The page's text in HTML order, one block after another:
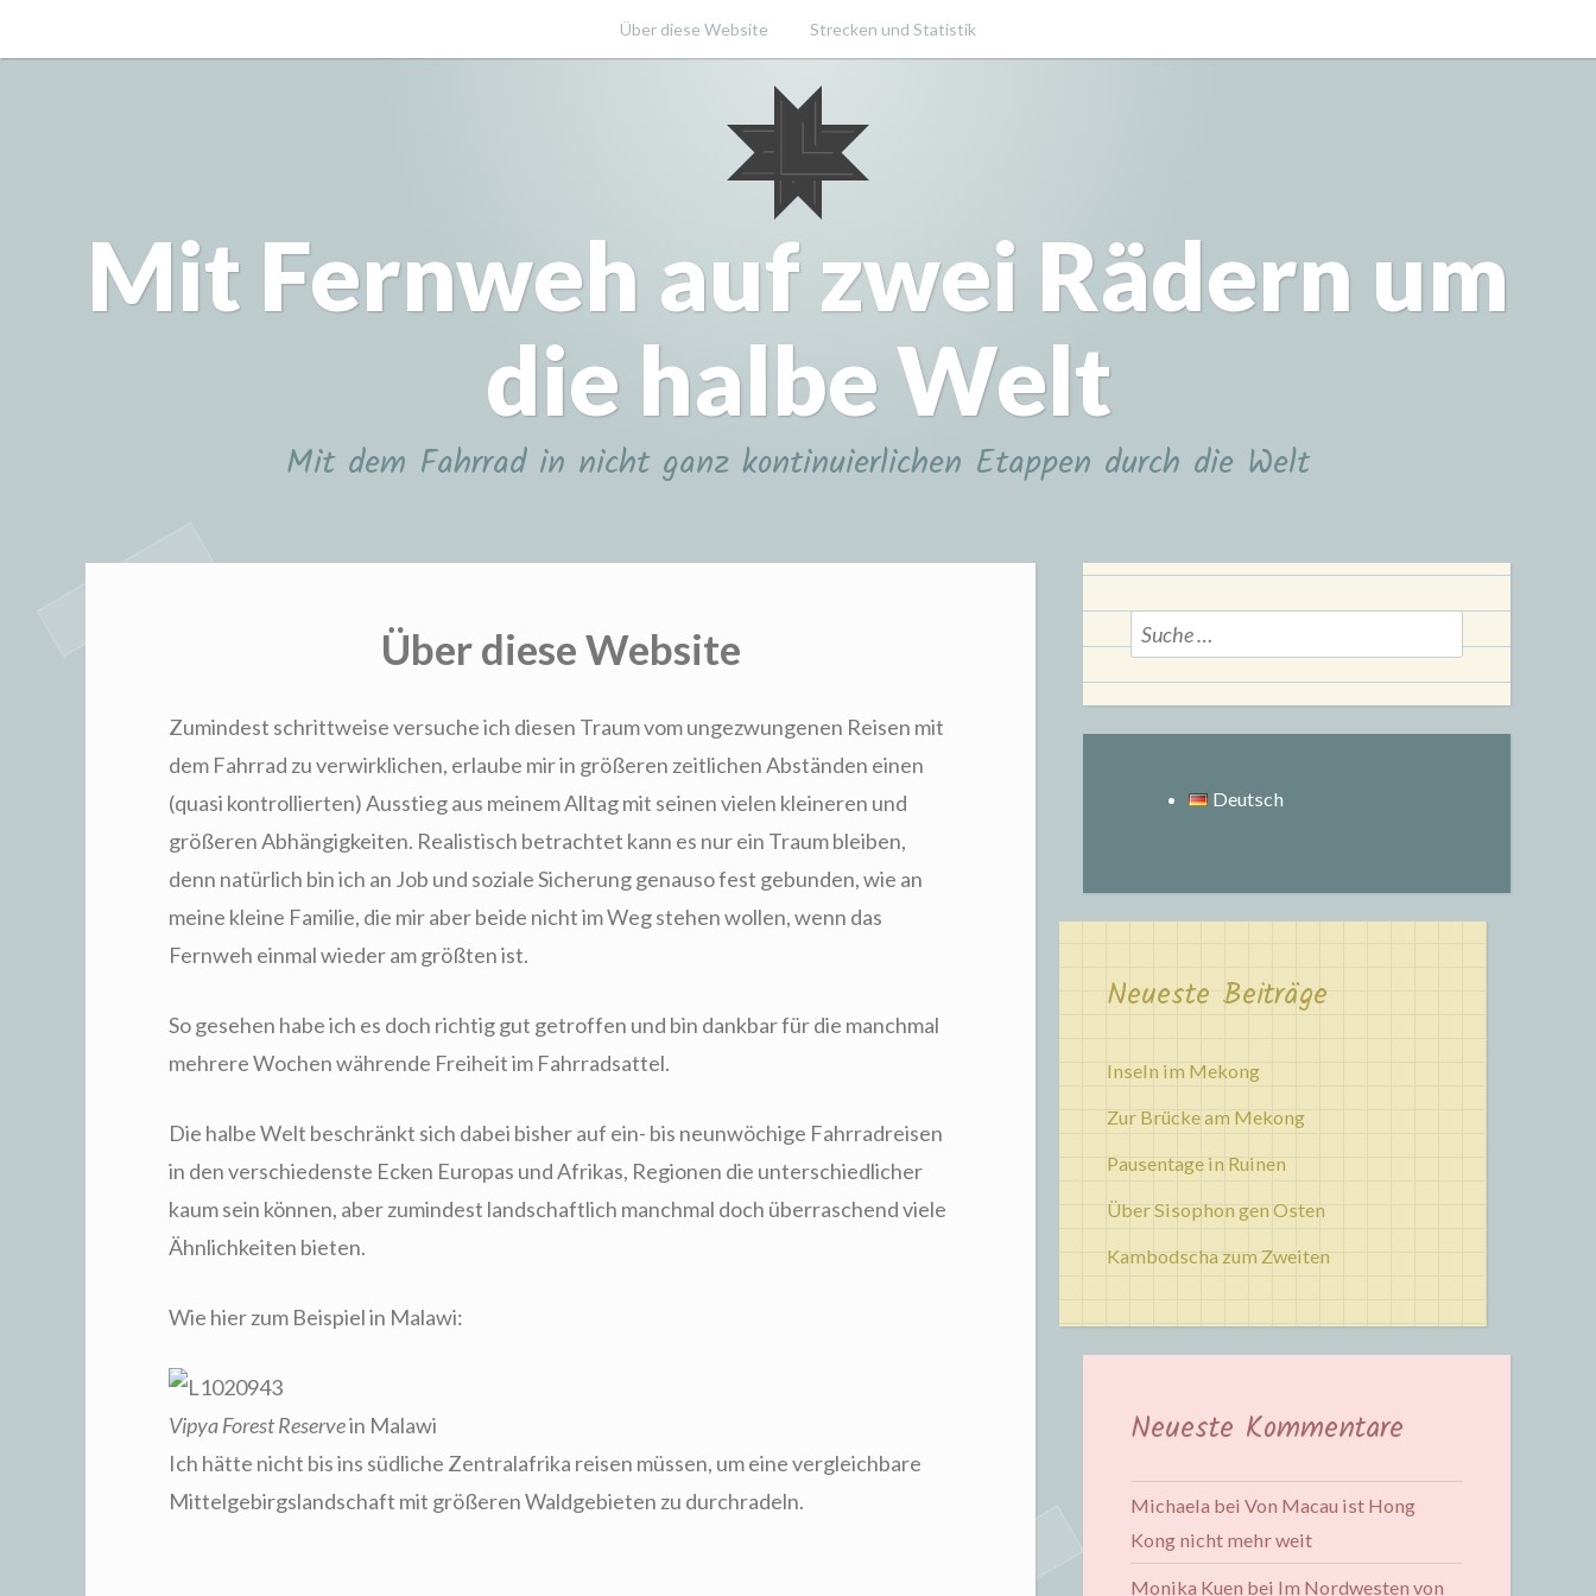
Inhalt
Über diese Website Strecken und Statistik
Mit Fernweh auf zwei Rädern um
die halbe Welt
Mit dem Fahrrad in nicht ganz kontinuierlichen Etappen durch die Welt
Über diese Website
Zumindest schrittweise versuche ich diesen Traum vom ungezwungenen Reisen mit
dem Fahrrad zu verwirklichen, erlaube mir in größeren zeitlichen Abständen einen
(quasi kontrollierten) Ausstieg aus meinem Alltag mit seinen vielen kleineren und
größeren Abhängigkeiten. Realistisch betrachtet kann es nur ein Traum bleiben,
denn natürlich bin ich an Job und soziale Sicherung genauso fest gebunden, wie an
meine kleine Familie, die mir aber beide nicht im Weg stehen wollen, wenn das
Fernweh einmal wieder am größten ist.
So gesehen habe ich es doch richtig gut getroffen und bin dankbar für die manchmal
mehrere Wochen währende Freiheit im Fahrradsattel.
Die halbe Welt beschränkt sich dabei bisher auf ein- bis neunwöchige Fahrradreisen
in den verschiedenste Ecken Europas und Afrikas, Regionen die unterschiedlicher
kaum sein können, aber zumindest landschaftlich manchmal doch überraschend viele
Ähnlichkeiten bieten.
Wie hier zum Beispiel in Malawi:
Vipya Forest Reservein Malawi
Ich hätte nicht bis ins südliche Zentralafrika reisen müssen, um eine vergleichbare
Mittelgebirgslandschaft mit größeren Waldgebieten zu durchradeln.
Suche
nach:
Deutsch
Neueste Beiträge
Inseln im Mekong
Zur Brücke am Mekong
Pausentage in Ruinen
Über Sisophon gen Osten
Kambodscha zum Zweiten
Neueste Kommentare
Michaela bei Von Macau ist Hong
Kong nicht mehr weit
Monika Kuen bei Im Nordwesten von